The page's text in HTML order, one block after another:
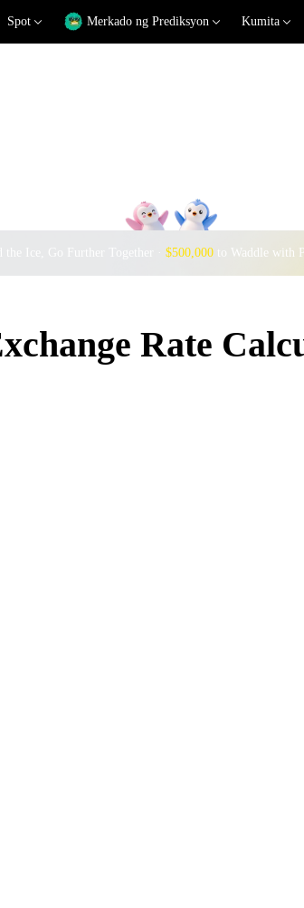
Spot Merkado ng Prediksyon Kumita
the Ice, Go Further Together · $500,000to Waddle with
Rate